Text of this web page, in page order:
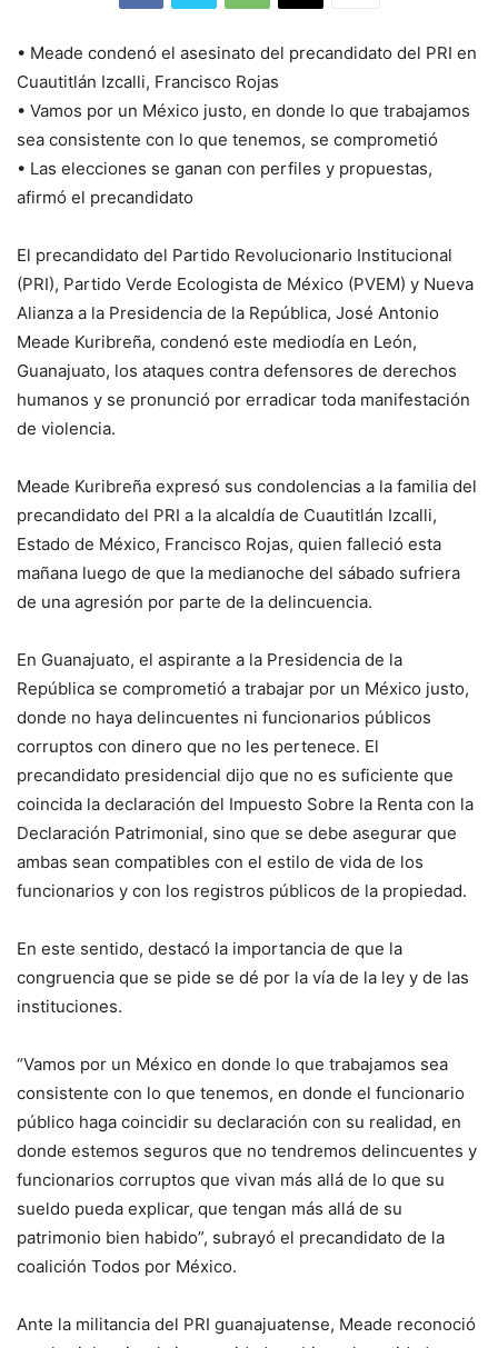
• Meade condenó el asesinato del precandidato del PRI en
Cuautitlán Izcalli, Francisco Rojas
• Vamos por un México justo, en donde lo que trabajamos
sea consistente con lo que tenemos, se comprometió
• Las elecciones se ganan con perfiles y propuestas,
afirmó el precandidato
El precandidato del Partido Revolucionario Institucional
(PRI), Partido Verde Ecologista de México (PVEM) y Nueva
Alianza a la Presidencia de la República, José Antonio
Meade Kuribreña, condenó este mediodía en León,
Guanajuato, los ataques contra defensores de derechos
humanos y se pronunció por erradicar toda manifestación
de violencia.
Meade Kuribreña expresó sus condolencias a la familia del
precandidato del PRI a la alcaldía de Cuautitlán Izcalli,
Estado de México, Francisco Rojas, quien falleció esta
mañana luego de que la medianoche del sábado sufriera
de una agresión por parte de la delincuencia.
En Guanajuato, el aspirante a la Presidencia de la
República se comprometió a trabajar por un México justo,
donde no haya delincuentes ni funcionarios públicos
corruptos con dinero que no les pertenece. El
precandidato presidencial dijo que no es suficiente que
coincida la declaración del Impuesto Sobre la Renta con la
Declaración Patrimonial, sino que se debe asegurar que
ambas sean compatibles con el estilo de vida de los
funcionarios y con los registros públicos de la propiedad.
En este sentido, destacó la importancia de que la
congruencia que se pide se dé por la vía de la ley y de las
instituciones.
“Vamos por un México en donde lo que trabajamos sea
consistente con lo que tenemos, en donde el funcionario
público haga coincidir su declaración con su realidad, en
donde estemos seguros que no tendremos delincuentes y
funcionarios corruptos que vivan más allá de lo que su
sueldo pueda explicar, que tengan más allá de su
patrimonio bien habido”, subrayó el precandidato de la
coalición Todos por México.
Ante la militancia del PRI guanajuatense, Meade reconoció